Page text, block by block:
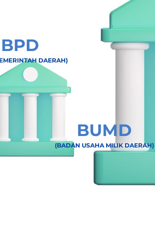
BPD
DAERAH)
BUMD
(BADAN USAHA MILIK DAERAH)